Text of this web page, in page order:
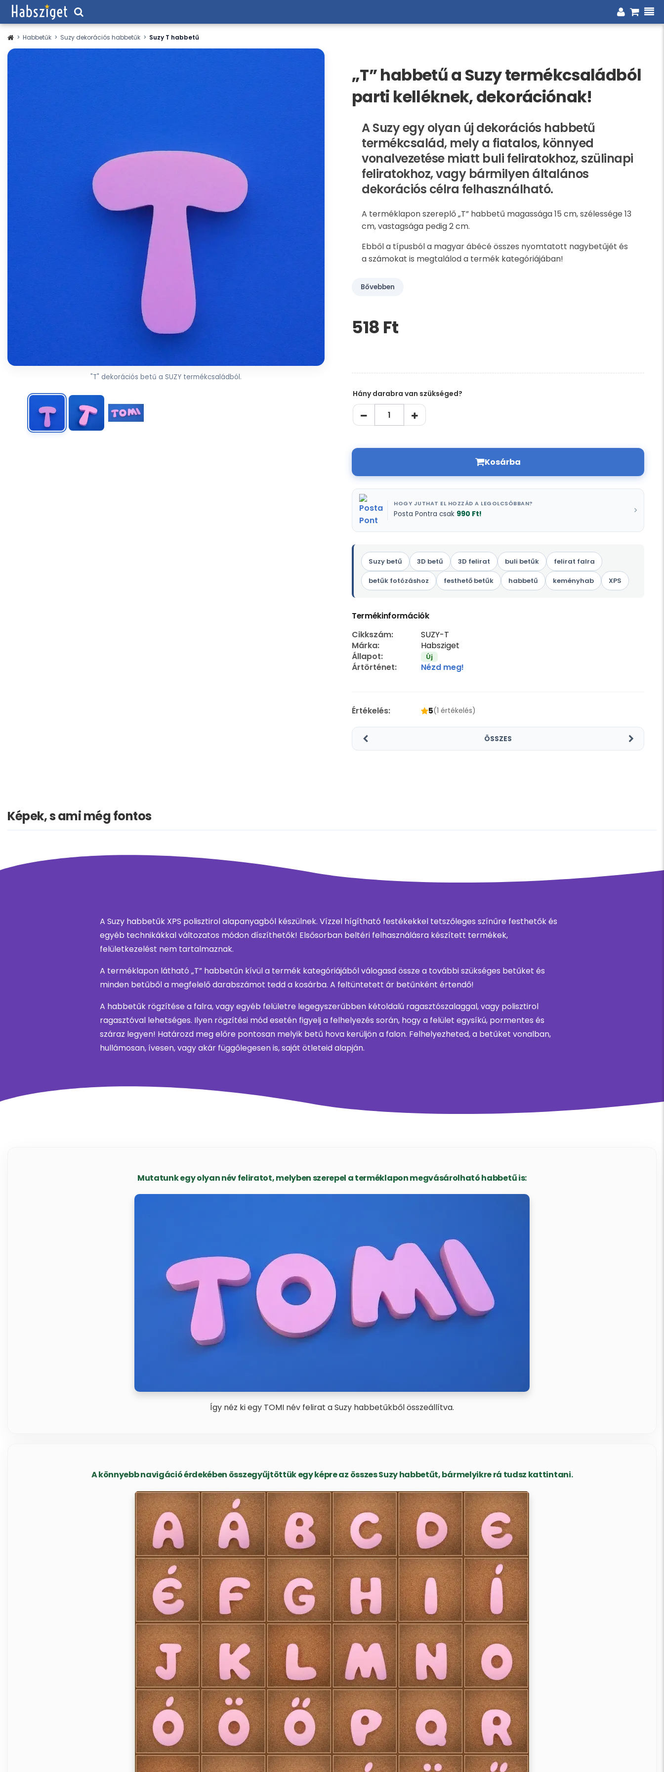
> Habbetűk > Suzy dekorációs habbetűk > Suzy T habbetű
"T" dekorációs betű a SUZY termékcsaládból.
„T” habbetű a Suzy termékcsaládból
parti kelléknek, dekorációnak!
A Suzy egy olyan új dekorációs habbetű
termékcsalád, mely a fiatalos, könnyed
vonalvezetése miatt buli feliratokhoz, szülinapi
feliratokhoz, vagy bármilyen általános
dekorációs célra felhasználható.
A terméklapon szereplő „T” habbetű magassága 15 cm, szélessége 13
cm, vastagsága pedig 2 cm.
Ebből a típusból a magyar ábécé összes nyomtatott nagybetűjét és
a számokat is megtalálod a termék kategóriájában!
Bővebben
Kérem,
hagyja
518 Ft‎
Hány darabra van szükséged?
Kosárba
HOGY JUTHAT EL HOZZÁD A LEGOLCSÓBBAN?
Posta Pontra csak 990 Ft!
Suzy betű 3D betű 3D felirat buli betűk felirat falra
betűk fotózáshoz festhető betűk habbetű keményhab XPS
Termékinformációk
Cikkszám:
SUZY-T
Márka:
Habsziget
Állapot:
Új
Ártörténet: Nézd meg!
Értékelés: 5(1 értékelés)
ÖSSZES
Képek, s ami még fontos
A Suzy habbetűk XPS polisztirol alapanyagból készülnek. Vízzel hígítható festékekkel tetszőleges színűre festhetők és
egyéb technikákkal változatos módon díszíthetők! Elsősorban beltéri felhasználásra készített termékek,
felületkezelést nem tartalmaznak.
A terméklapon látható „T” habbetűn kívül a termék kategóriájából válogasd össze a további szükséges betűket és
minden betűből a megfelelő darabszámot tedd a kosárba. A feltüntetett ár betűnként értendő!
A habbetűk rögzítése a falra, vagy egyéb felületre legegyszerűbben kétoldalú ragasztószalaggal, vagy polisztirol
ragasztóval lehetséges. Ilyen rögzítési mód esetén figyelj a felhelyezés során, hogy a felület egysíkú, pormentes és
száraz legyen! Határozd meg előre pontosan melyik betű hova kerüljön a falon. Felhelyezheted, a betűket vonalban,
hullámosan, ívesen, vagy akár függőlegesen is, saját ötleteid alapján.
Mutatunk egy olyan név feliratot, melyben szerepel a terméklapon megvásárolható habbetű is:
Így néz ki egy TOMI név felirat a Suzy habbetűkből összeállítva.
A könnyebb navigáció érdekében összegyűjtöttük egy képre az összes Suzy habbetűt, bármelyikre rá tudsz kattintani.